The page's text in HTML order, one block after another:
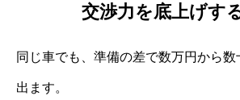
交渉力を底上げす
同じ車でも、準備の差で数万円から
出ます。